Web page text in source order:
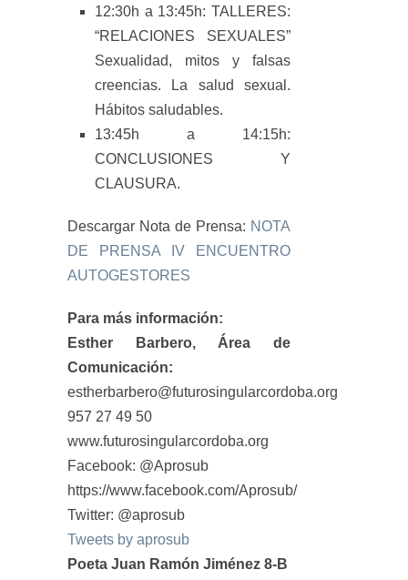
12:30h a 13:45h: TALLERES:
“RELACIONES SEXUALES”
Sexualidad, mitos y falsas
creencias. La salud sexual.
Hábitos saludables.
13:45h a 14:15h:
CONCLUSIONES Y
CLAUSURA.
Descargar Nota de Prensa: NOTA
DE PRENSA IV ENCUENTRO
AUTOGESTORES
Para más información:
Esther Barbero, Área de
Comunicación:
estherbarbero@futurosingularcordoba.org
957 27 49 50
www.futurosingularcordoba.org
Facebook: @Aprosub
https://www.facebook.com/Aprosub/
Twitter: @aprosub
Tweets by aprosub
Poeta Juan Ramón Jiménez 8-B